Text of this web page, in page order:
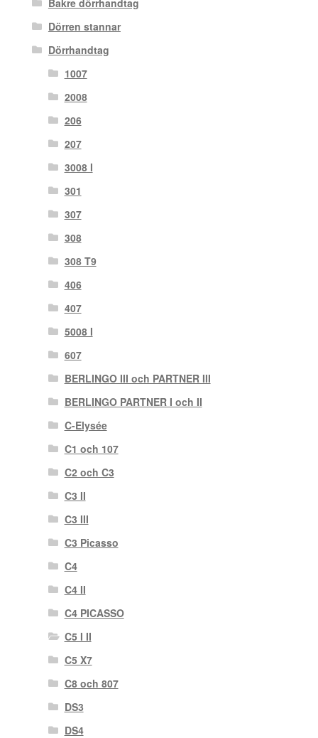
Dörren stannar
Dörrhandtag
1007
2008
206
207
3008 I
301
307
308
308 T9
406
407
5008 I
607
BERLINGO III och PARTNER III
BERLINGO PARTNER I och II
C-Elysée
C1 och 107
C2 och C3
C3 II
C3 III
C3 Picasso
C4
C4 II
C4 PICASSO
C5 I II
C5 X7
C8 och 807
DS3
DS4